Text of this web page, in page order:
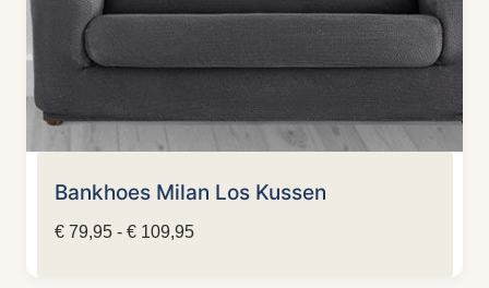
Bankhoes Milan Los Kussen
€79,95 - €109,95Prijsklasse: